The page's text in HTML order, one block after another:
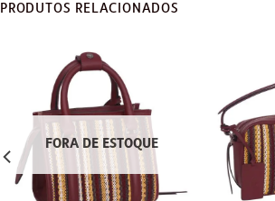
PRODUTOS RELACIONADOS
FORA DE ESTOQUE